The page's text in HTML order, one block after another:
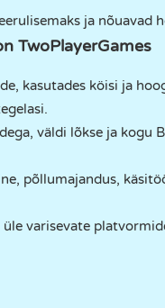
ja nõuavad
TwoPlayerGames
kasutades köisi ja
väldi lõkse ja kogu
põllumajandus,
varisevate